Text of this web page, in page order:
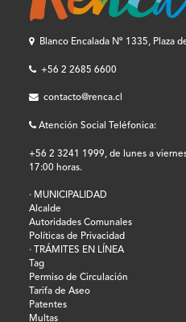
Blanco Encalada Nº 1335, Plaza
+56 2 2685 6600
contacto@renca.cl
Atención Social Teléfonica:
+56 2 3241 1999, de lunes a
17:00 horas.
· MUNICIPALIDAD
Alcalde
Autoridades Comunales
Políticas de Privacidad
· TRÁMITES EN LÍNEA
Tag
Permiso de Circulación
Tarifa de Aseo
Patentes
Multas